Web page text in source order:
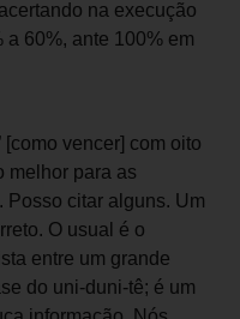
na execução
60%, ante 100% em
[como vencer] com oito
melhor para as
Posso citar alguns. Um
O usual é o
entre um grande
do uni-duni-tê; é um